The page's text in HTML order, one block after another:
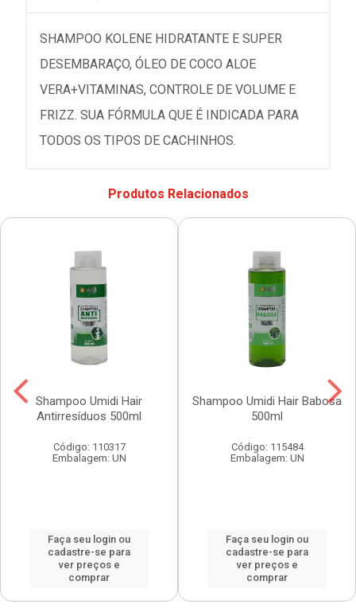
SHAMPOO KOLENE HIDRATANTE E SUPER
DESEMBARAÇO, ÓLEO DE COCO ALOE
VERA+VITAMINAS, CONTROLE DE VOLUME E
FRIZZ. SUA FÓRMULA QUE É INDICADA PARA
TODOS OS TIPOS DE CACHINHOS.
Produtos Relacionados
Shampoo Umidi Hair
Antirresíduos 500ml
Código: 110317
Embalagem: UN
Faça seu login ou
cadastre-se para
ver preços e
comprar
Shampoo Umidi Hair Babosa
500ml
Código: 115484
Embalagem: UN
Faça seu login ou
cadastre-se para
ver preços e
comprar